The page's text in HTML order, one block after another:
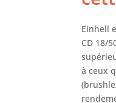
Einhell
CD 18/
à ceux